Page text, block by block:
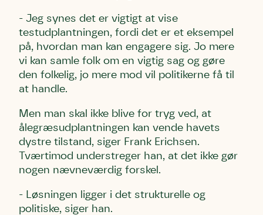
- Jeg synes det er vigtigt at vise
testudplantningen, fordi det er et eksempel
på, hvordan man kan engagere sig. Jo mere
vi kan samle folk om en vigtig sag og gøre
den folkelig, jo mere mod vil politikerne få til
at handle.
Men man skal ikke blive for tryg ved, at
ålegræsudplantningen kan vende havets
dystre tilstand, siger Frank Erichsen.
Tværtimod understreger han, at det ikke gør
nogen nævneværdig forskel.
- Løsningen ligger i det strukturelle og
politiske, siger han.